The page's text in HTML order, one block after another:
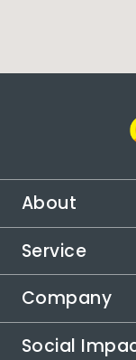
About
ビジョン
ミッション
バリュー
Service
スポットワーク
カイテク
シフト管理
Company
企業情報
Social